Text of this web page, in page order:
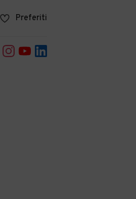
Preferiti